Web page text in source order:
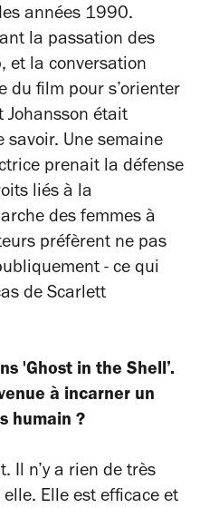
années 1990.
la passation des
et la conversation
du film pour s’orienter
Johansson était
Une semaine
prenait la défense
liés à la
des femmes à
préfèrent ne pas
- ce qui
de Scarlett
'Ghost in the Shell’.
à incarner un
humain ?
Il n’y a rien de très
Elle est efficace et